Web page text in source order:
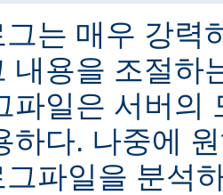
그는 매우 강력
내용을 조절하
파일은 서버의
하다. 나중에
파일을 분석